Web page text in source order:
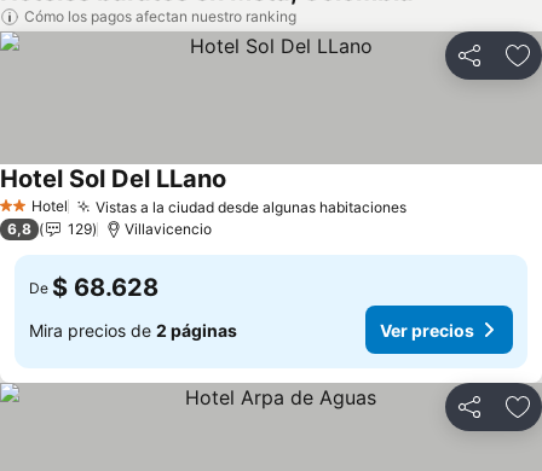
Cómo los pagos afectan nuestro ranking
Compartir
2 Estrellas
Hotel Vistas a la ciudad desde algunas habitacionesVer precios
Hotel Sol Del LLano
6,8 129 Villavicencio
De $ 68.628
Mira precios de 2 páginas Ver precios
Compartir